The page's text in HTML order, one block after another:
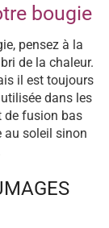
bougie
pensez à la
de la chaleur.
il est toujours
utilisée dans les
de fusion bas
au soleil sinon